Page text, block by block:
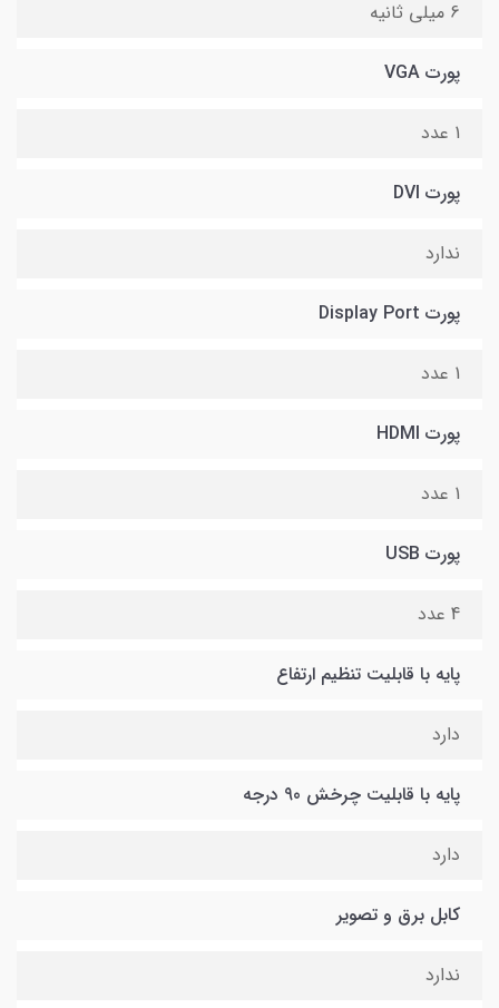
6 میلی ثانیه
پورت VGA
1 عدد
پورت DVI
ندارد
پورت Display Port
1 عدد
پورت HDMI
1 عدد
پورت USB
4 عدد
پایه با قابلیت تنظیم ارتفاع
دارد
پایه با قابلیت چرخش 90 درجه
دارد
کابل برق و تصویر
ندارد